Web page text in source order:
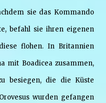
sie das Kommando
befahl sie ihren eigenen
flohen. In Britannien
mit Boadicea zusammen,
besiegen, die die Küste
wurden gefangen